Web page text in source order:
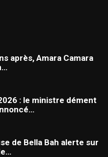
après, Amara Camara
: le ministre dément
de Bella Bah alerte sur